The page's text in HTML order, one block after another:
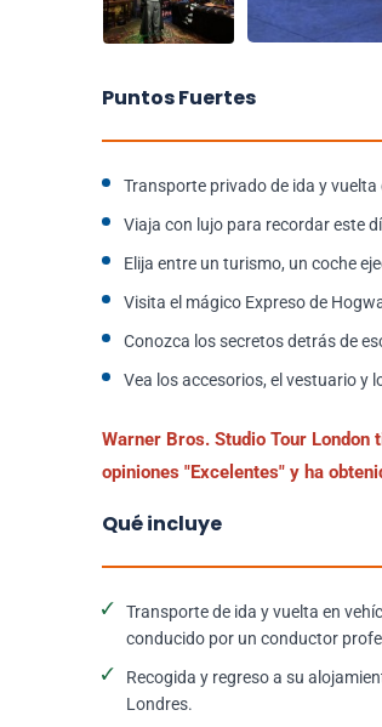
Puntos Fuertes
Transporte privado de ida y
Viaja con lujo para recordar este
Elija entre un turismo, un coche
Visita el mágico Expreso de
Conozca los secretos detrás de
Vea los accesorios, el vestuario y
Warner Bros. Studio Tour
opiniones "Excelentes" y ha
Qué incluye
Transporte de ida y vuelta en
conducido por un conductor
Recogida y regreso a su
Londres.